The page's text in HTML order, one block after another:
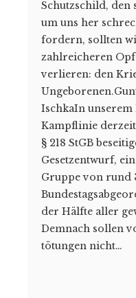
Schutzschild, den
um uns her
fordern, sollten
zahlreicheren
verlieren: den
IschkaIn
Kampflinie
§ 218 StGB
Gesetzentwurf,
Gruppe von rund
der Hälfte aller
Demnach sollen
tötungen nicht…